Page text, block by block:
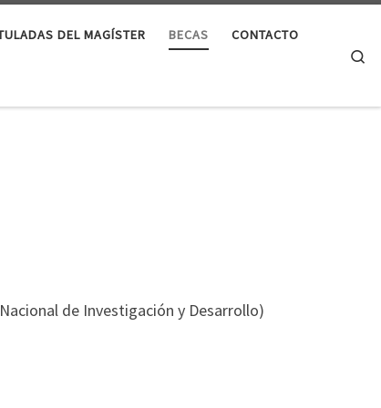
DEL MAGÍSTER BECAS CONTACTO
de Investigación y Desarrollo)